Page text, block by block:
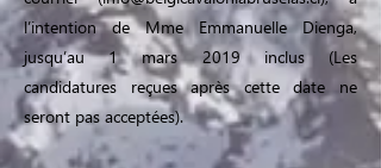
l’intention de Mme Emmanuelle Dienga,
jusqu’au 1 mars 2019 inclus (Les
candidatures reçues après cette date ne
seront pas acceptées).